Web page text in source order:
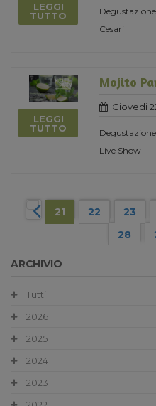
LEGGI
TUTTO
Cesari
LEGGI
TUTTO
Mojito
Giovedi
Live Show
21 22 23
28
ARCHIVIO
Tutti
2026
2025
2024
2023